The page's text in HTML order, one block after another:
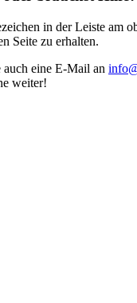
in der Leiste am
Seite zu erhalten.
auch eine E-Mail an
weiter!